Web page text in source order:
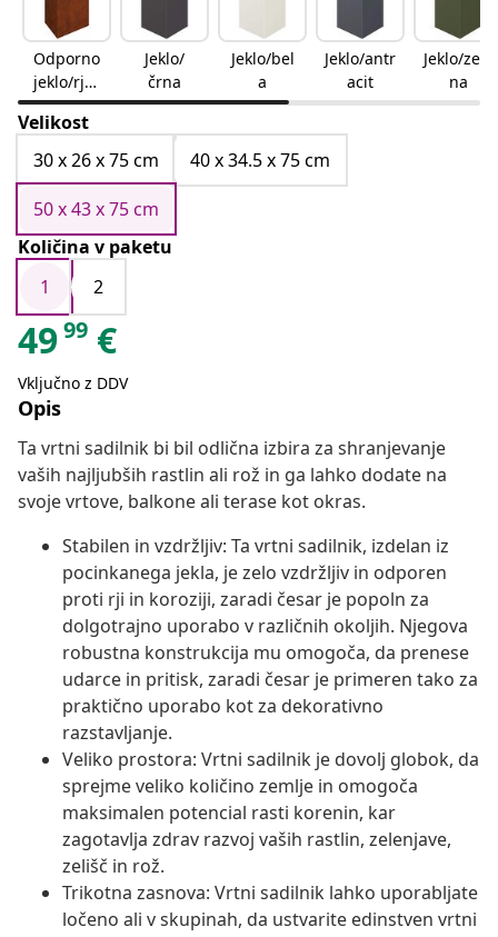
Odporno
jeklo/rjav
a
Jeklo/
črna
Jeklo/bel
a
Jeklo/antr
acit
Jeklo/zele
na
Velikost
30 x 26 x 75 cm
40 x 34.5 x 75 cm
50 x 43 x 75 cm
Količina v paketu
1
2
4999 €
Vključno z DDV
Opis
Ta vrtni sadilnik bi bil odlična izbira za shranjevanje
vaših najljubših rastlin ali rož in ga lahko dodate na
svoje vrtove, balkone ali terase kot okras.
Stabilen in vzdržljiv: Ta vrtni sadilnik, izdelan iz
pocinkanega jekla, je zelo vzdržljiv in odporen
proti rji in koroziji, zaradi česar je popoln za
dolgotrajno uporabo v različnih okoljih. Njegova
robustna konstrukcija mu omogoča, da prenese
udarce in pritisk, zaradi česar je primeren tako za
praktično uporabo kot za dekorativno
razstavljanje.
Veliko prostora: Vrtni sadilnik je dovolj globok, da
sprejme veliko količino zemlje in omogoča
maksimalen potencial rasti korenin, kar
zagotavlja zdrav razvoj vaših rastlin, zelenjave,
zelišč in rož.
Trikotna zasnova: Vrtni sadilnik lahko uporabljate
ločeno ali v skupinah, da ustvarite edinstven vrtni